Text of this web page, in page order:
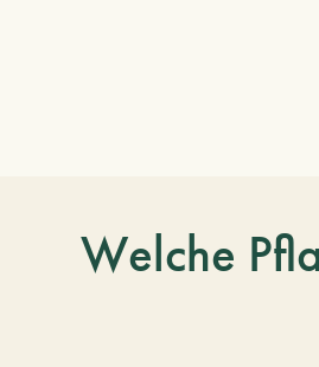
Welche